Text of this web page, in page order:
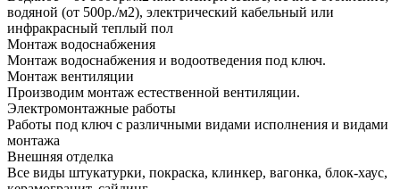
водяной (от 500р./м2), электрический кабельный или
инфракрасный теплый пол
Монтаж водоснабжения
Монтаж водоснабжения и водоотведения под ключ.
Монтаж вентиляции
Производим монтаж естественной вентиляции.
Электромонтажные работы
Работы под ключ с различными видами исполнения и видами
монтажа
Внешняя отделка
Все виды штукатурки, покраска, клинкер, вагонка, блок-хаус,